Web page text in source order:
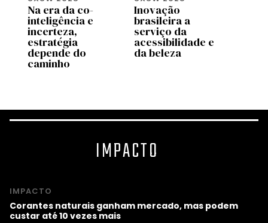
Na era da co-
inteligência e
incerteza,
estratégia
depende do
caminho
Inovação
brasileira a
serviço da
acessibilidade e
da beleza
IMPACTO
IMPACTO
Corantes naturais ganham mercado, mas podem
custar até 10 vezes mais